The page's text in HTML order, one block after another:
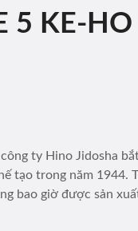
5 KE-HO
ty Hino Jidosha
tạo trong năm 1944.
bao giờ được sản